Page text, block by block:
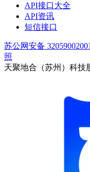
API接口大全
API资讯
短信接口
苏公网安备
照
天聚地合（苏州）科